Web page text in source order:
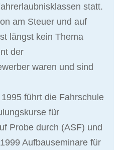
statt.
am Steuer und auf
längst kein Thema
der
waren und sind
führt die Fahrschule
für
Probe durch (ASF) und
Aufbauseminare für